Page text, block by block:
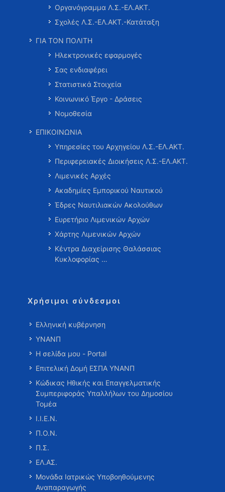
Οργανόγραμμα Λ.Σ.-ΕΛ.ΑΚΤ.
Σχολές Λ.Σ.-ΕΛ.ΑΚΤ.-Κατάταξη
ΓΙΑ ΤΟΝ ΠΟΛΙΤΗ
Ηλεκτρονικές εφαρμογές
Σας ενδιαφέρει
Στατιστικά Στοιχεία
Κοινωνικό Έργο - Δράσεις
Νομοθεσία
ΕΠΙΚΟΙΝΩΝΙΑ
Υπηρεσίες του Αρχηγείου Λ.Σ.-ΕΛ.ΑΚΤ.
Περιφερειακές Διοικήσεις Λ.Σ.-ΕΛ.ΑΚΤ.
Λιμενικές Αρχές
Ακαδημίες Εμπορικού Ναυτικού
Έδρες Ναυτιλιακών Ακολούθων
Ευρετήριο Λιμενικών Αρχών
Χάρτης Λιμενικών Αρχών
Κέντρα Διαχείρισης Θαλάσσιας
Κυκλοφορίας …
Χρήσιμοι σύνδεσμοι
Ελληνική κυβέρνηση
ΥΝΑΝΠ
Η σελίδα μου - Portal
Επιτελική Δομή ΕΣΠΑ ΥΝΑΝΠ
Κώδικας Ηθικής και Επαγγελματικής
Συμπεριφοράς Υπαλλήλων του Δημοσίου
Τομέα
Ι.Ι.Ε.Ν.
Π.Ο.Ν.
Π.Σ.
ΕΛ.ΑΣ.
Μονάδα Ιατρικώς Υποβοηθούμενης
Αναπαραγωγής